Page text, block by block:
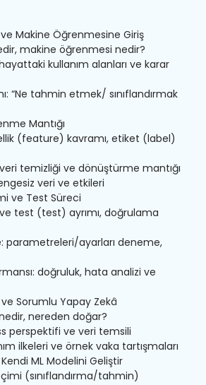
Makine Öğrenmesine Giriş
makine öğrenmesi nedir?
kullanım alanları ve karar
tahmin etmek/ sınıflandırmak
Mantığı
(feature) kavramı, etiket (label)
temizliği ve dönüştürme mantığı
veri ve etkileri
ve Test Süreci
(test) ayrımı, doğrulama
ayarları deneme,
doğruluk, hata analizi ve
ve Sorumlu Yapay Zekâ
nereden doğar?
ve veri temsili
ve örnek vaka tartışmaları
ML Modelini Geliştir
(sınıflandırma/tahmin)